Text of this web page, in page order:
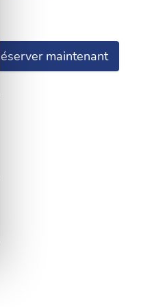
Réserver maintenant